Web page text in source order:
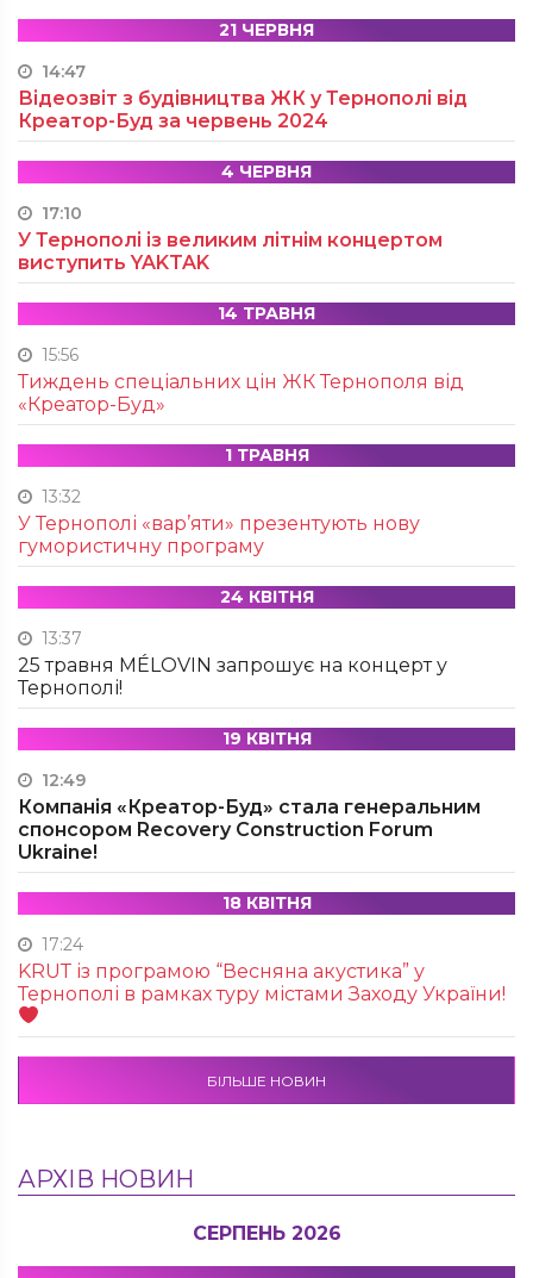
21 ЧЕРВНЯ
14:47
Відеозвіт з будівництва ЖК у Тернополі від
Креатор-Буд за червень 2024
4 ЧЕРВНЯ
17:10
У Тернополі із великим літнім концертом
виступить YAKTAK
14 ТРАВНЯ
15:56
Тиждень спеціальних цін ЖК Тернополя від
«Креатор-Буд»
1 ТРАВНЯ
13:32
У Тернополі «вар’яти» презентують нову
гумористичну програму
24 КВІТНЯ
13:37
25 травня MÉLOVIN запрошує на концерт у
Тернополі!
19 КВІТНЯ
12:49
Компанія «Креатор-Буд» стала генеральним
спонсором Recovery Construction Forum
Ukraine!
18 КВІТНЯ
17:24
KRUТ із програмою “Весняна акустика” у
Тернополі в рамках туру містами Заходу України!
БІЛЬШЕ НОВИН
АРХІВ НОВИН
СЕРПЕНЬ 2026